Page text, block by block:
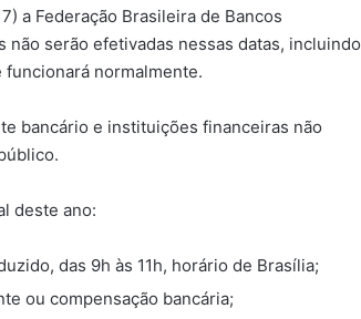
a Federação Brasileira de Bancos
não serão efetivadas nessas datas, incluindo
funcionará normalmente.
bancário e instituições financeiras não
deste ano:
das 9h às 11h, horário de Brasília;
ou compensação bancária;